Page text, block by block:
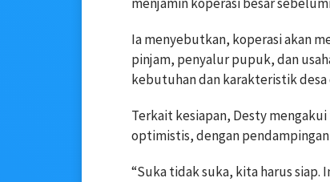
menjamin koperasi besar
Ia menyebutkan, koperasi akan
pinjam, penyalur pupuk, dan
kebutuhan dan karakteristik desa
Terkait kesiapan, Desty
optimistis, dengan
“Suka tidak suka, kita harus siap.